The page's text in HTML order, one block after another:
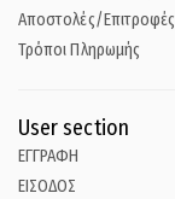
Αποστολές/Επιτροφές
Τρόποι Πληρωμής
User section
ΕΓΓΡΑΦΗ
ΕΙΣΟΔΟΣ